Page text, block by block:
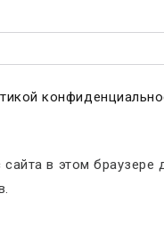
в этом браузере